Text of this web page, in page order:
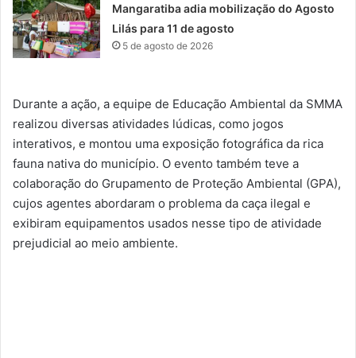
Mangaratiba adia mobilização do Agosto
Lilás para 11 de agosto
5 de agosto de 2026
Durante a ação, a equipe de Educação Ambiental da SMMA
realizou diversas atividades lúdicas, como jogos
interativos, e montou uma exposição fotográfica da rica
fauna nativa do município. O evento também teve a
colaboração do Grupamento de Proteção Ambiental (GPA),
cujos agentes abordaram o problema da caça ilegal e
exibiram equipamentos usados ​​nesse tipo de atividade
prejudicial ao meio ambiente.